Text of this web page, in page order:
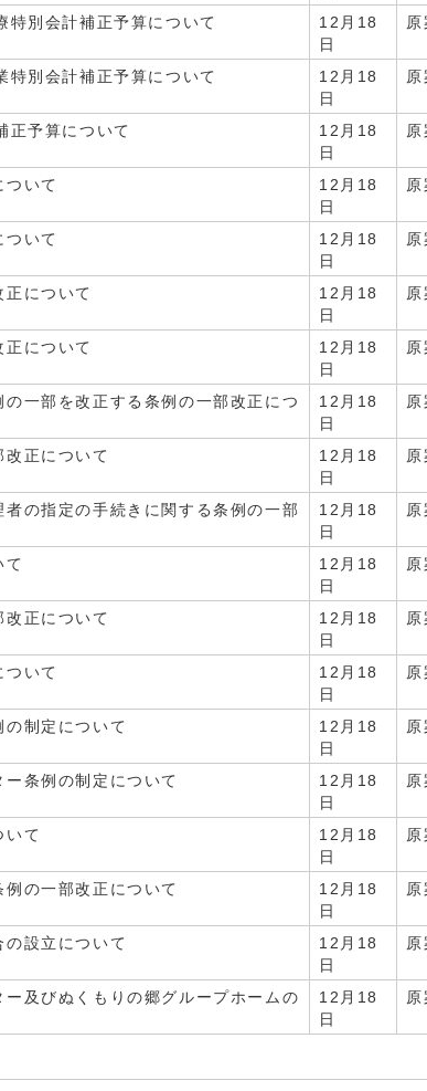
特別会計補正予算について
12月18
日
原
特別会計補正予算について
12月18
日
原
正予算について
12月18
日
原
ついて
12月18
日
原
ついて
12月18
日
原
正について
12月18
日
原
正について
12月18
日
原
一部を改正する条例の一部改正につ
12月18
日
原
改正について
12月18
日
原
の指定の手続きに関する条例の一部
12月18
日
原
て
12月18
日
原
改正について
12月18
日
原
ついて
12月18
日
原
制定について
12月18
日
原
条例の制定について
12月18
日
原
いて
12月18
日
原
の一部改正について
12月18
日
原
の設立について
12月18
日
原
及びぬくもりの郷グループホームの
12月18
日
原